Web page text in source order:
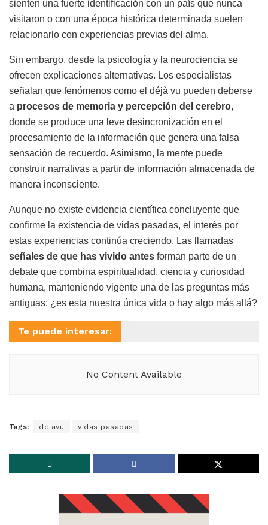
sienten una fuerte identificación con un país que nunca
visitaron o con una época histórica determinada suelen
relacionarlo con experiencias previas del alma.
Sin embargo, desde la psicología y la neurociencia se
ofrecen explicaciones alternativas. Los especialistas
señalan que fenómenos como el déjà vu pueden deberse
a procesos de memoria y percepción del cerebro,
donde se produce una leve desincronización en el
procesamiento de la información que genera una falsa
sensación de recuerdo. Asimismo, la mente puede
construir narrativas a partir de información almacenada de
manera inconsciente.
Aunque no existe evidencia científica concluyente que
confirme la existencia de vidas pasadas, el interés por
estas experiencias continúa creciendo. Las llamadas
señales de que has vivido antes forman parte de un
debate que combina espiritualidad, ciencia y curiosidad
humana, manteniendo vigente una de las preguntas más
antiguas: ¿es esta nuestra única vida o hay algo más allá?
Te puede interesar:
No Content Available
Tags: dejavu vidas pasadas